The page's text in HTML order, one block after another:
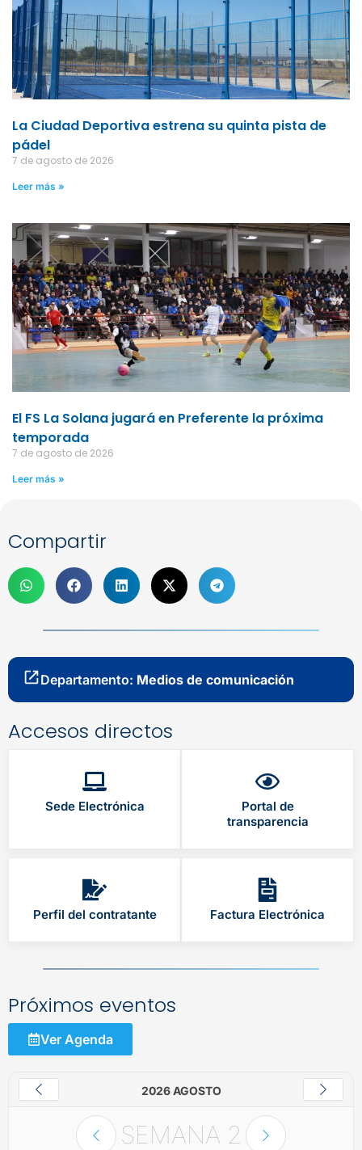
La Ciudad Deportiva estrena su quinta pista de
pádel
7 de agosto de 2026
Leer más »
El FS La Solana jugará en Preferente la próxima
temporada
7 de agosto de 2026
Leer más »
Compartir
Departamento: Medios de comunicación
Accesos directos
Sede Electrónica
Portal de
transparencia
Perfil del contratante Factura Electrónica
Próximos eventos
Ver Agenda
2026 AGOSTO
SEMANA 2